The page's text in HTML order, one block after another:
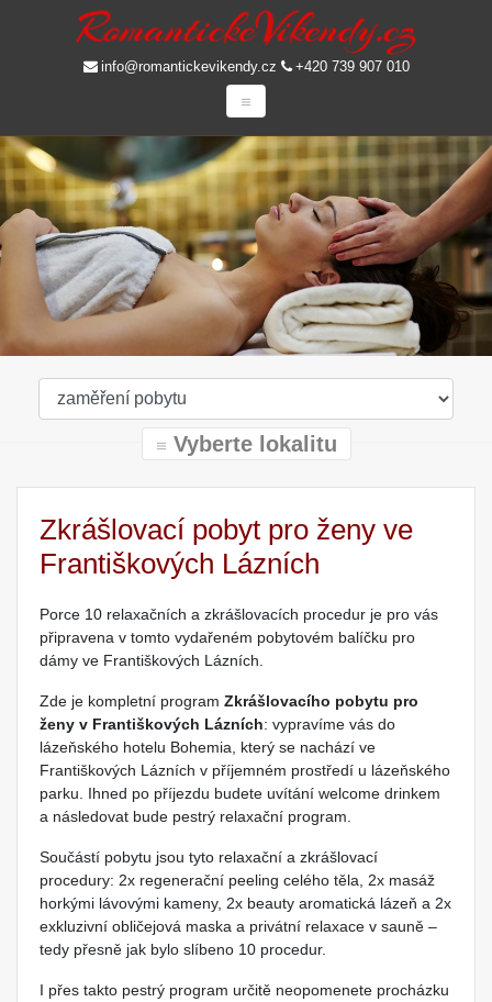
info@romantickevikendy.cz +420 739 907 010
Vyberte lokalitu
Zkrášlovací pobyt pro ženy ve
Františkových Lázních
Porce 10 relaxačních a zkrášlovacích procedur je pro vás
připravena v tomto vydařeném pobytovém balíčku pro
dámy ve Františkových Lázních.
Zde je kompletní program Zkrášlovacího pobytu pro
ženy v Františkových Lázních: vypravíme vás do
lázeňského hotelu Bohemia, který se nachází ve
Františkových Lázních v příjemném prostředí u lázeňského
parku. Ihned po příjezdu budete uvítání welcome drinkem
a následovat bude pestrý relaxační program.
Součástí pobytu jsou tyto relaxační a zkrášlovací
procedury: 2x regenerační peeling celého těla, 2x masáž
horkými lávovými kameny, 2x beauty aromatická lázeň a 2x
exkluzivní obličejová maska a privátní relaxace v sauně –
tedy přesně jak bylo slíbeno 10 procedur.
I přes takto pestrý program určitě neopomenete procházku